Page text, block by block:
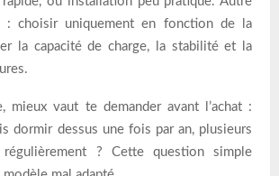
: choisir uniquement en fonction de la
la capacité de charge, la stabilité et la
mieux vaut te demander avant l’achat :
dormir dessus une fois par an, plusieurs
? Cette question simple